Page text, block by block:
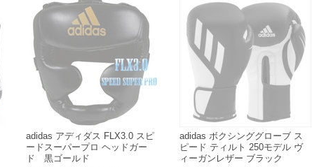
adidas アディダス FLX3.0 スピ
ードスーパープロ ヘッドガー
ド 黒ゴールド
adidas ボクシンググローブ ス
ピード ティルト 250モデル ヴ
ィーガンレザー ブラック